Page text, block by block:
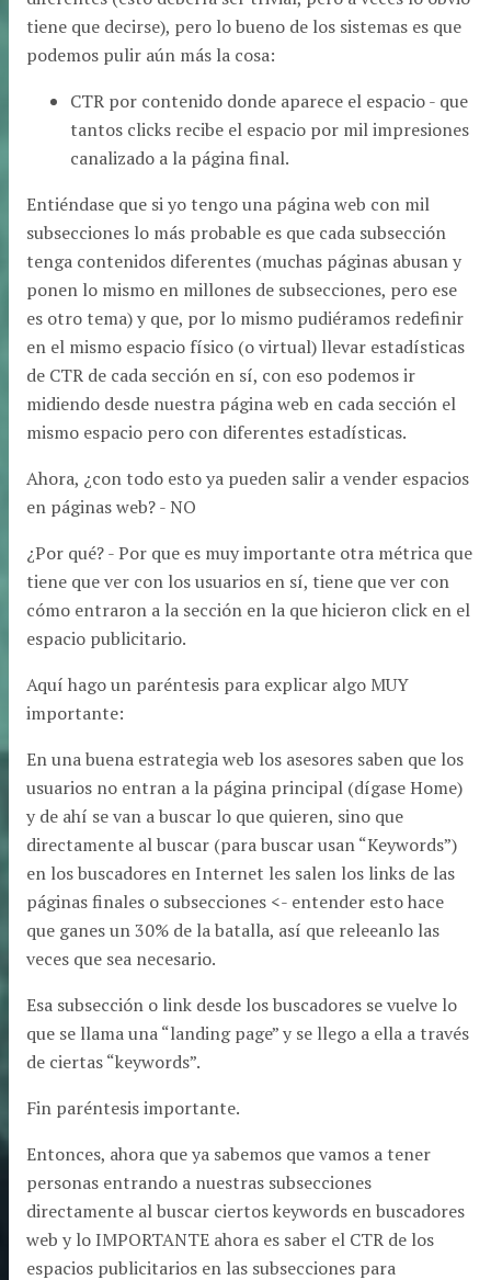
tiene que decirse), pero lo bueno de los sistemas es que
podemos pulir aún más la cosa:
CTR por contenido donde aparece el espacio - que
tantos clicks recibe el espacio por mil impresiones
canalizado a la página final.
Entiéndase que si yo tengo una página web con mil
subsecciones lo más probable es que cada subsección
tenga contenidos diferentes (muchas páginas abusan y
ponen lo mismo en millones de subsecciones, pero ese
es otro tema) y que, por lo mismo pudiéramos redefinir
en el mismo espacio físico (o virtual) llevar estadísticas
de CTR de cada sección en sí, con eso podemos ir
midiendo desde nuestra página web en cada sección el
mismo espacio pero con diferentes estadísticas.
Ahora, ¿con todo esto ya pueden salir a vender espacios
en páginas web? - NO
¿Por qué? - Por que es muy importante otra métrica que
tiene que ver con los usuarios en sí, tiene que ver con
cómo entraron a la sección en la que hicieron click en el
espacio publicitario.
Aquí hago un paréntesis para explicar algo MUY
importante:
En una buena estrategia web los asesores saben que los
usuarios no entran a la página principal (dígase Home)
y de ahí se van a buscar lo que quieren, sino que
directamente al buscar (para buscar usan “Keywords”)
en los buscadores en Internet les salen los links de las
páginas finales o subsecciones <- entender esto hace
que ganes un 30% de la batalla, así que releeanlo las
veces que sea necesario.
Esa subsección o link desde los buscadores se vuelve lo
que se llama una “landing page” y se llego a ella a través
de ciertas “keywords”.
Fin paréntesis importante.
Entonces, ahora que ya sabemos que vamos a tener
personas entrando a nuestras subsecciones
directamente al buscar ciertos keywords en buscadores
web y lo IMPORTANTE ahora es saber el CTR de los
espacios publicitarios en las subsecciones para